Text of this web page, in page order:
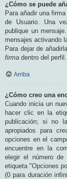
¿Cómo se puede
Para añadir una
de Usuario. Una
publique un
mensajes activando
Para dejar de
firma dentro del perfil.
Arriba
¿Cómo creo una
Cuando inicia un
hacer clic en la
publicación; si no
apropiados para
opciones en el
encuentre en la
elegir el número de
etiqueta "Opciones
(0 para duración